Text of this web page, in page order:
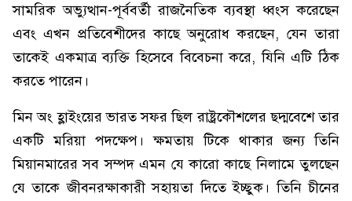
সামরিক অভ্যুত্থান-পূর্ববর্তী রাজনৈতিক ব্যবস্থা ধ্বংস করেছেন
এবং এখন প্রতিবেশীদের কাছে অনুরোধ করছেন, যেন তারা
তাকেই একমাত্র ব্যক্তি হিসেবে বিবেচনা করে, যিনি এটি ঠিক
করতে পারেন।
মিন অং হ্লাইংয়ের ভারত সফর ছিল রাষ্ট্রকৌশলের ছদ্মবেশে তার
একটি মরিয়া পদক্ষেপ। ক্ষমতায় টিকে থাকার জন্য তিনি
মিয়ানমারের সব সম্পদ এমন যে কারো কাছে নিলামে তুলছেন
যে তাকে জীবনরক্ষাকারী সহায়তা দিতে ইচ্ছুক। তিনি চীনের